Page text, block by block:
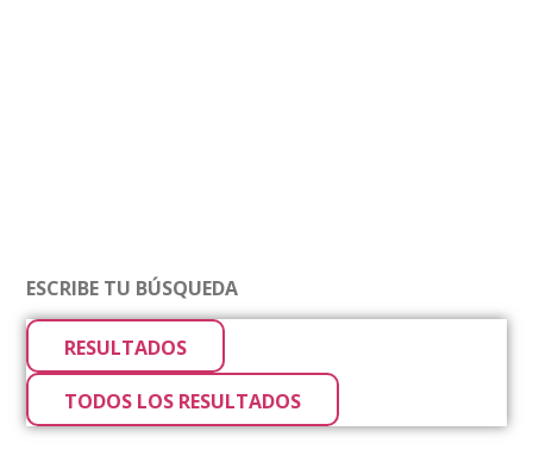
RESULTADOS
TODOS LOS RESULTADOS